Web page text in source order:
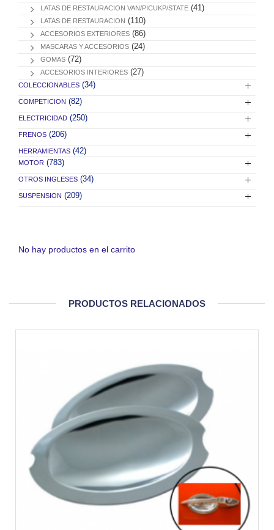
LATAS DE RESTAURACION VAN/PICUKP/STATE (41)
LATAS DE RESTAURACION (110)
ACCESORIOS EXTERIORES (86)
MASCARAS Y ACCESORIOS (24)
GOMAS (72)
ACCESORIOS INTERIORES (27)
COLECCIONABLES (34)
COMPETICION (82)
ELECTRICIDAD (250)
FRENOS (206)
HERRAMIENTAS (42)
MOTOR (783)
OTROS INGLESES (34)
SUSPENSION (209)
No hay productos en el carrito
PRODUCTOS RELACIONADOS